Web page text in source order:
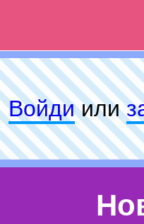
Войдиили